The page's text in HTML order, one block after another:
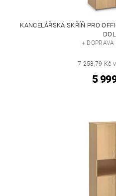
KANCELÁŘSKÁ SKŘÍŇ PRO
+
7 258,79 Kč
5